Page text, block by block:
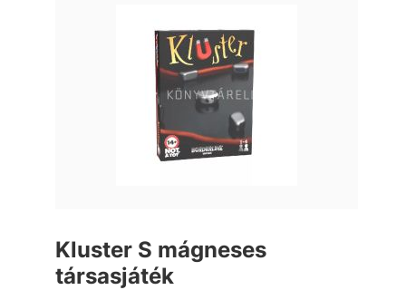
Kluster S mágneses
társasjáték